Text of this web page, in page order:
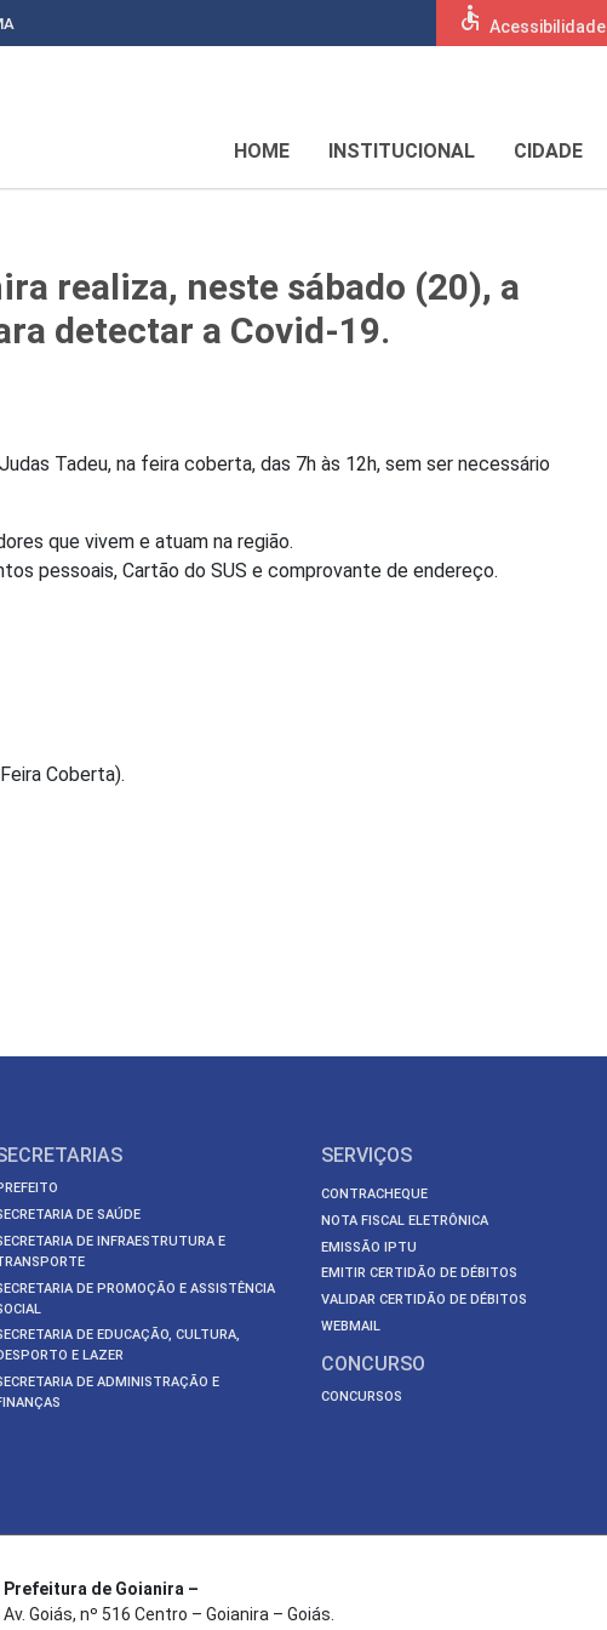
accessible Acessibilidade
HOME INSTITUCIONAL CIDADE
realiza, neste sábado (20), a
detectar a Covid-19.
Tadeu, na feira coberta, das 7h às 12h, sem ser necessário
que vivem e atuam na região.
pessoais, Cartão do SUS e comprovante de endereço.
Coberta).
DE SAÚDE
DE INFRAESTRUTURA E
DE PROMOÇÃO E ASSISTÊNCIA
DE EDUCAÇÃO, CULTURA,
E LAZER
DE ADMINISTRAÇÃO E
SERVIÇOS
CONTRACHEQUE
NOTA FISCAL ELETRÔNICA
EMISSÃO IPTU
EMITIR CERTIDÃO DE DÉBITOS
VALIDAR CERTIDÃO DE DÉBITOS
WEBMAIL
CONCURSO
CONCURSOS
Prefeitura de Goianira –
Av. Goiás, nº 516 Centro – Goianira – Goiás.